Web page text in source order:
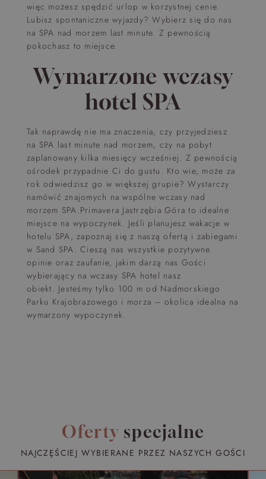
więc możesz spędzić urlop w korzystnej cenie.
Lubisz spontaniczne wyjazdy? Wybierz się do nas
na SPA nad morzem last minute. Z pewnością
pokochasz to miejsce.
Wymarzone wczasy
hotel SPA
Tak naprawdę nie ma znaczenia, czy przyjedziesz
na SPA last minute nad morzem, czy na pobyt
zaplanowany kilka miesięcy wcześniej. Z pewnością
ośrodek przypadnie Ci do gustu. Kto wie, może za
rok odwiedzisz go w większej grupie? Wystarczy
namówić znajomych na wspólne wczasy nad
morzem SPA.Primavera Jastrzębia Góra to idealne
miejsce na wypoczynek. Jeśli planujesz wakacje w
hotelu SPA, zapoznaj się z naszą ofertą i zabiegami
w Sand SPA. Cieszą nas wszystkie pozytywne
opinie oraz zaufanie, jakim darzą nas Gości
wybierający na wczasy SPA hotel nasz
obiekt. Jesteśmy tylko 100 m od Nadmorskiego
Parku Krajobrazowego i morza – okolica idealna na
wymarzony wypoczynek.
Oferty specjalne
NAJCZĘŚCIEJ WYBIERANE PRZEZ NASZYCH GOŚCI